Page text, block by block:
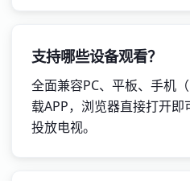
支持哪些设备观看？
全面兼容PC、平板、手机
载APP，浏览器直接打开
投放电视。